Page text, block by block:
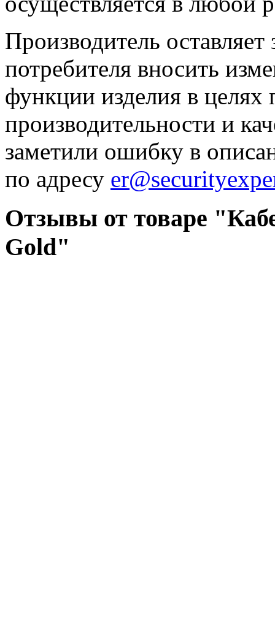
Производитель
потребителя вносить
функции изделия в
производительности и
заметили ошибку в
по адресу
Отзывы от товаре
Gold"